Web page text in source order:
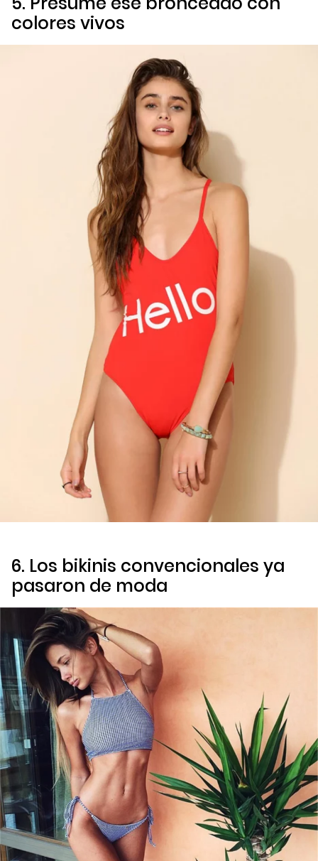
colores vivos
6. Los bikinis convencionales ya
pasaron de moda